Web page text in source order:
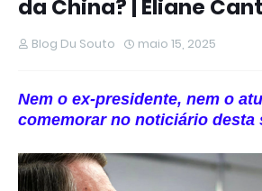
da China? | Eliane
Blog Du Souto maio 15, 2025
Nem o ex-presidente, nem o
comemorar no noticiário desta